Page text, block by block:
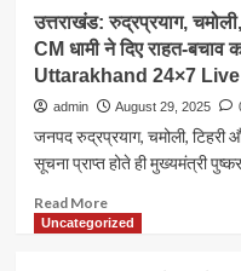
Live
news
सरकार
और
जर्मन
इनोवेशन
राइन-
माइन
बीच
एल.ओ.आई
उत्तराखंड: रुद्रप्रयाग,
CM धामी ने दिए राहत-बचाव
Uttarakhand 24×7
admin August 29, 2025
जनपद रुद्रप्रयाग, चमोली, टिहरी
सूचना प्राप्त होते ही मुख्यमंत्री
Read MoreRead
more
Uncategorized